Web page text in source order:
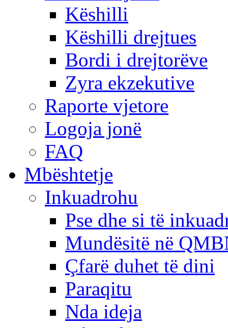
Këshilli
Këshilli drejtues
Bordi i drejtorëve
Zyra ekzekutive
Raporte vjetore
Logoja jonë
FAQ
Mbështetje
Inkuadrohu
Pse dhe si të
Mundësitë në
Çfarë duhet të dini
Paraqitu
Nda ideja